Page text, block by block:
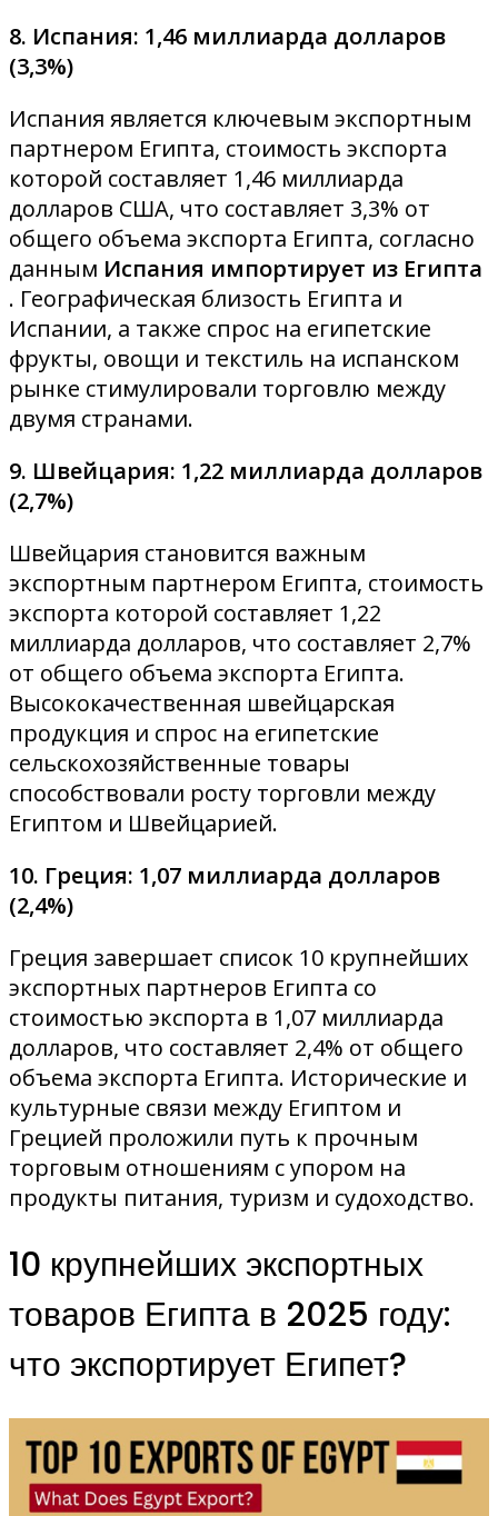
8. Испания: 1,46 миллиарда долларов
(3,3%)
Испания является ключевым экспортным
партнером Египта, стоимость экспорта
которой составляет 1,46 миллиарда
долларов США, что составляет 3,3% от
общего объема экспорта Египта, согласно
данным Испания импортирует из Египта
. Географическая близость Египта и
Испании, а также спрос на египетские
фрукты, овощи и текстиль на испанском
рынке стимулировали торговлю между
двумя странами.
9. Швейцария: 1,22 миллиарда долларов
(2,7%)
Швейцария становится важным
экспортным партнером Египта, стоимость
экспорта которой составляет 1,22
миллиарда долларов, что составляет 2,7%
от общего объема экспорта Египта.
Высококачественная швейцарская
продукция и спрос на египетские
сельскохозяйственные товары
способствовали росту торговли между
Египтом и Швейцарией.
10. Греция: 1,07 миллиарда долларов
(2,4%)
Греция завершает список 10 крупнейших
экспортных партнеров Египта со
стоимостью экспорта в 1,07 миллиарда
долларов, что составляет 2,4% от общего
объема экспорта Египта. Исторические и
культурные связи между Египтом и
Грецией проложили путь к прочным
торговым отношениям с упором на
продукты питания, туризм и судоходство.
10 крупнейших экспортных
товаров Египта в 2025 году:
что экспортирует Египет?